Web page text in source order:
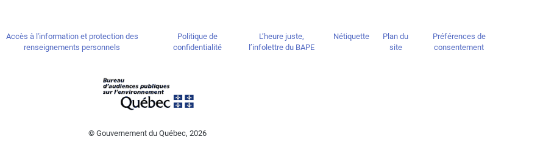
Accès à l'information et protection des
renseignements personnels
Politique de
confidentialité
L’heure juste,
l’infolettre du BAPE
Nétiquette
Plan du
site
Préférences de
consentement
© Gouvernement du Québec, 2026